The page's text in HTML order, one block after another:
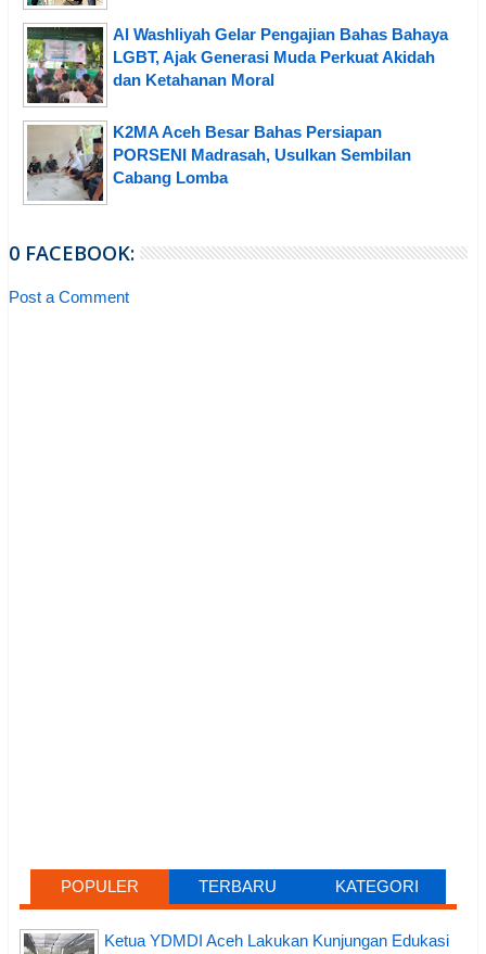
Al Washliyah Gelar Pengajian Bahas Bahaya
LGBT, Ajak Generasi Muda Perkuat Akidah
dan Ketahanan Moral
K2MA Aceh Besar Bahas Persiapan
PORSENI Madrasah, Usulkan Sembilan
Cabang Lomba
0 FACEBOOK:
Post a Comment
POPULER TERBARU KATEGORI
Ketua YDMDI Aceh Lakukan Kunjungan Edukasi